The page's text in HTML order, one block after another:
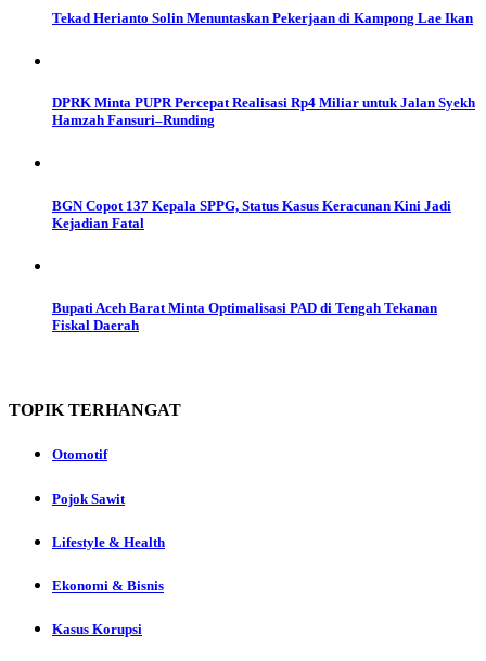
Tekad Herianto Solin Menuntaskan Pekerjaan di Kampong Lae Ikan
DPRK Minta PUPR Percepat Realisasi Rp4 Miliar untuk Jalan Syekh
Hamzah Fansuri–Runding
BGN Copot 137 Kepala SPPG, Status Kasus Keracunan Kini Jadi
Kejadian Fatal
Bupati Aceh Barat Minta Optimalisasi PAD di Tengah Tekanan
Fiskal Daerah
TOPIK TERHANGAT
Otomotif
Pojok Sawit
Lifestyle & Health
Ekonomi & Bisnis
Kasus Korupsi